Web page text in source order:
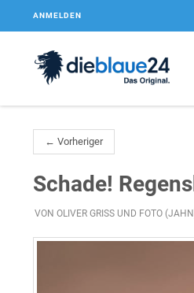
ANMELDEN
← Vorheriger
Schade!
VON OLIVER GRISS UND FOTO